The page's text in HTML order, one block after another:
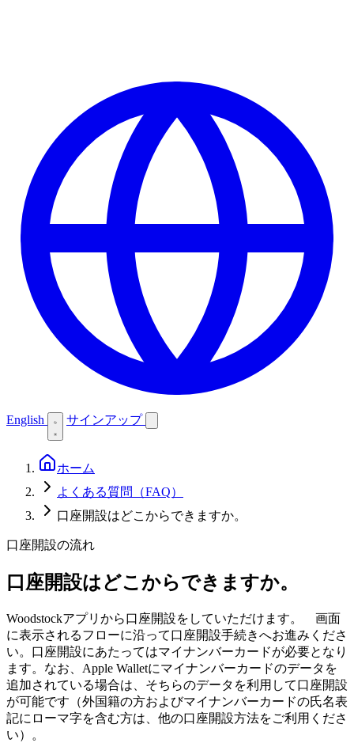
English サインアップ
ホーム
よくある質問（FAQ）
口座開設はどこからできますか。
口座開設の流れ
口座開設はどこからできますか。
Woodstockアプリから口座開設をしていただけます。 画面
に表示されるフローに沿って口座開設手続きへお進みくださ
い。口座開設にあたってはマイナンバーカードが必要となり
ます。なお、Apple Walletにマイナンバーカードのデータを
追加されている場合は、そちらのデータを利用して口座開設
が可能です（外国籍の方およびマイナンバーカードの氏名表
記にローマ字を含む方は、他の口座開設方法をご利用くださ
い）。